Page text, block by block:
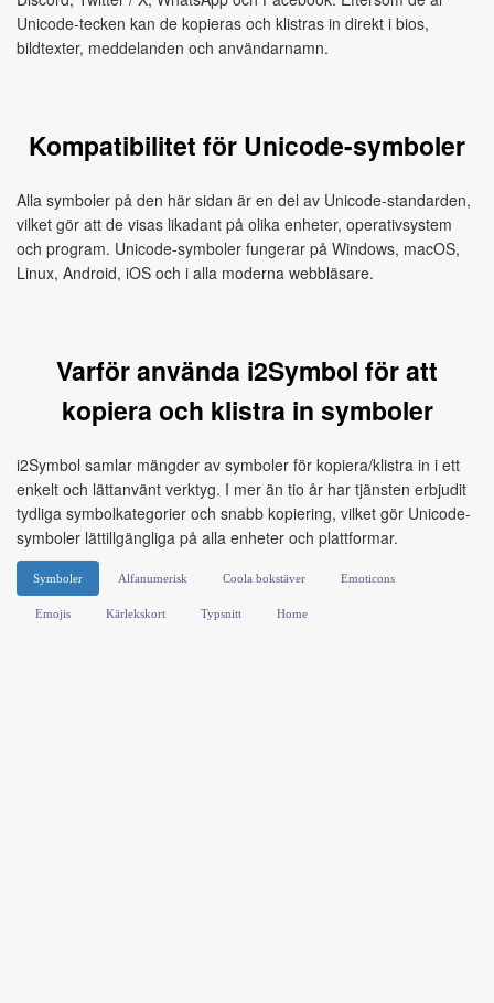
Unicode-tecken kan de kopieras och klistras in direkt i bios,
bildtexter, meddelanden och användarnamn.
Kompatibilitet för Unicode-symboler
Alla symboler på den här sidan är en del av Unicode-standarden,
vilket gör att de visas likadant på olika enheter, operativsystem
och program. Unicode-symboler fungerar på Windows, macOS,
Linux, Android, iOS och i alla moderna webbläsare.
Varför använda i2Symbol för att
kopiera och klistra in symboler
i2Symbol samlar mängder av symboler för kopiera/klistra in i ett
enkelt och lättanvänt verktyg. I mer än tio år har tjänsten erbjudit
tydliga symbolkategorier och snabb kopiering, vilket gör Unicode-
symboler lättillgängliga på alla enheter och plattformar.
Symboler Alfanumerisk Coola bokstäver Emoticons
Emojis Kärlekskort Typsnitt Home